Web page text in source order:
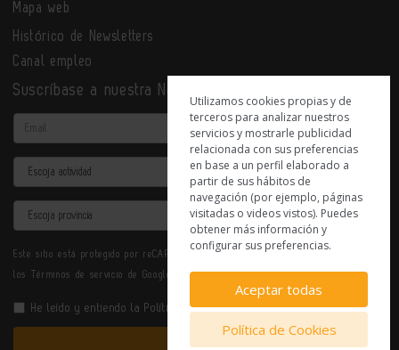
Mapa web
Histórico de Newsletters
Canal empleo
Suscríbase a nuestra Newsletter
Email
Actividad
Provincia
Este sitio está protegido por reCAPTCHA y se aplican la
los Términos de servicio de Google.
He leído y entiendo la Política de Privacidad
Enviar
Utilizamos cookies propias y de
terceros para analizar nuestros
servicios y mostrarle publicidad
relacionada con sus preferencias
en base a un perfil elaborado a
partir de sus hábitos de
navegación (por ejemplo, páginas
visitadas o videos vistos). Puedes
obtener más información y
configurar sus preferencias.
Aceptar todas
Política de Cookies